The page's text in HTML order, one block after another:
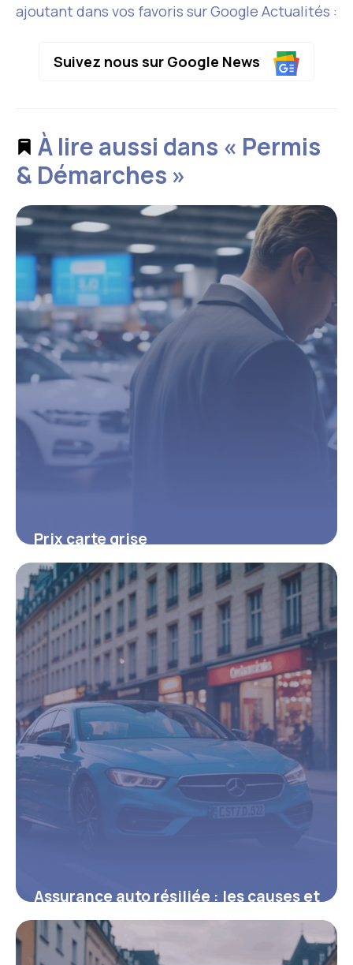
ajoutant dans vos favoris sur Google Actualités :
Suivez nous sur Google News
À lire aussi dans « Permis
& Démarches »
Prix carte grise
5 janvier 2026
Assurance auto résiliée : les causes et
démarches clés à connaître
8 août 2025